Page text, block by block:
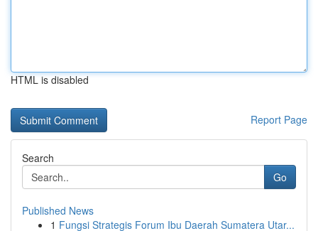
HTML is disabled
Report Page
Search
Go
Published News
1 Fungsi Strategis Forum Ibu Daerah Sumatera Utar...